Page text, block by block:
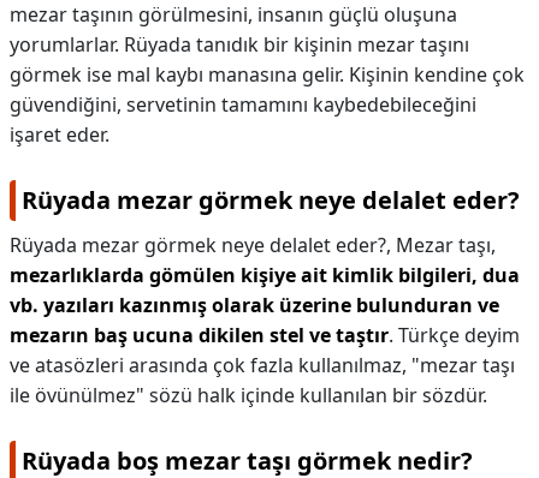
mezar taşının görülmesini, insanın güçlü oluşuna
yorumlarlar. Rüyada tanıdık bir kişinin mezar taşını
görmek ise mal kaybı manasına gelir. Kişinin kendine çok
güvendiğini, servetinin tamamını kaybedebileceğini
işaret eder.
Rüyada mezar görmek neye delalet eder?
Rüyada mezar görmek neye delalet eder?, Mezar taşı,
mezarlıklarda gömülen kişiye ait kimlik bilgileri, dua
vb. yazıları kazınmış olarak üzerine bulunduran ve
mezarın baş ucuna dikilen stel ve taştır. Türkçe deyim
ve atasözleri arasında çok fazla kullanılmaz, "mezar taşı
ile övünülmez" sözü halk içinde kullanılan bir sözdür.
Rüyada boş mezar taşı görmek nedir?